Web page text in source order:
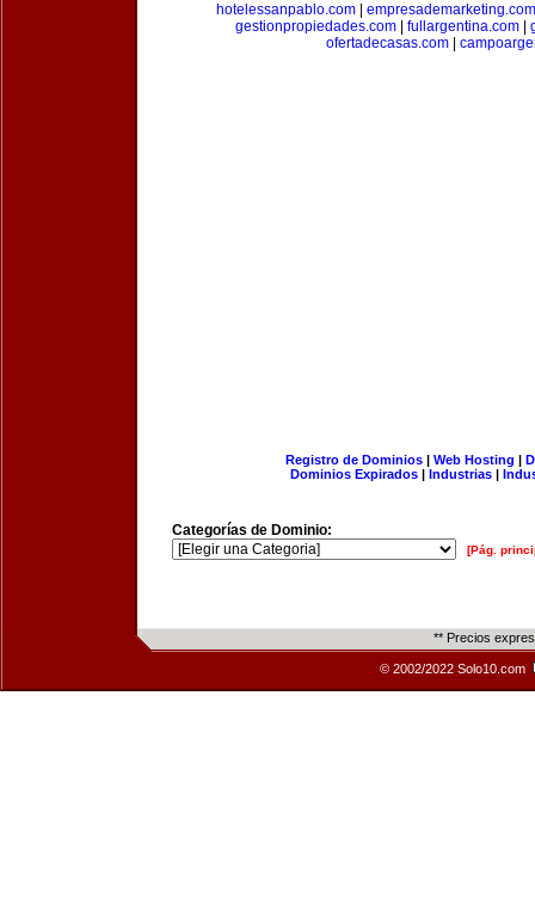
hotelessanpablo.com| empresademarketing.com
gestionpropiedades.com
fullargentina.com
ofertadecasas.com|
Registro de Dominios| Web Hosting |
Dominios Expirados | Industrias |
Categorías de Dominio:
[Pág.
** Precios
© 2002/2022 Solo10.com